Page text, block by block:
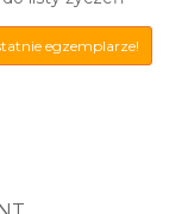
egzemplarze!